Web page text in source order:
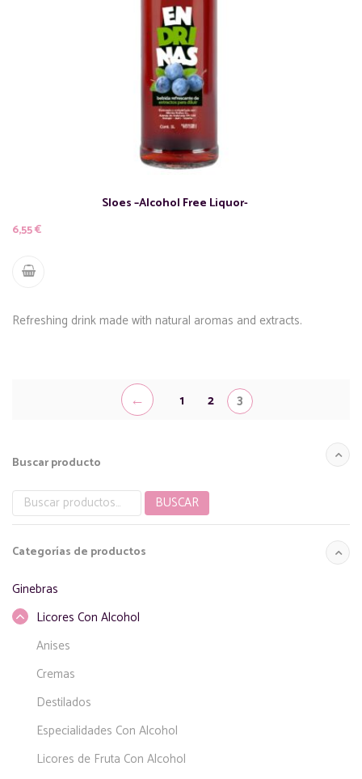
Sloes –Alcohol Free Liquor-
6,55€
Refreshing drink made with natural aromas and extracts.
← 1 2 3
Buscar producto
Buscar
por:
BUSCAR
Categorías de productos
Ginebras
Licores Con Alcohol
Anises
Cremas
Destilados
Especialidades Con Alcohol
Licores de Fruta Con Alcohol